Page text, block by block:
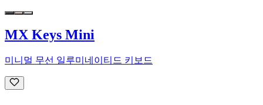
MX Keys Mini
미니멀 무선 일루미네이티드 키보드